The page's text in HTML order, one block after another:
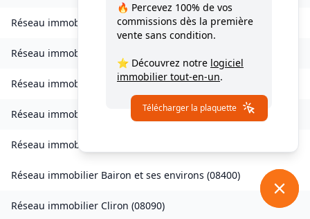
Réseau immobilier Chagny(08430)
Réseau immobilier
Réseau immobilier Chardeny(08400)
Réseau immobilier Chatel-Chéhéry(08250)
Réseau immobilier
Réseau immobilier Bairon et ses environs (08400)
Réseau immobilier Cliron (08090)
🔥 Percevez 100% de vos
commissions dès la première
vente sans condition.
⭐ Découvrez notre logiciel
immobilier tout-en-un.
Télécharger la plaquette